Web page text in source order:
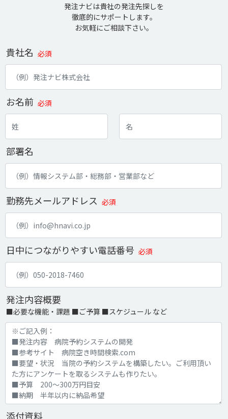
発注ナビは貴社の発注先探しを
徹底的にサポートします。
お気軽にご相談下さい。
貴社名 必須
お名前 必須
部署名
勤務先メールアドレス 必須
日中につながりやすい電話番号 必須
発注内容概要
■必要な機能・課題 ■ご予算 ■スケジュール など
添付資料